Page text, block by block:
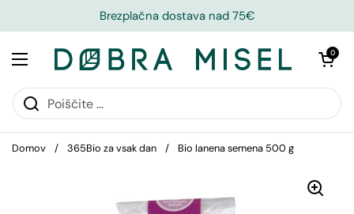
Brezplačna dostava nad 75€
Odpri0
Domov / 365Bio za vsak dan / Bio lanena semena 500 g